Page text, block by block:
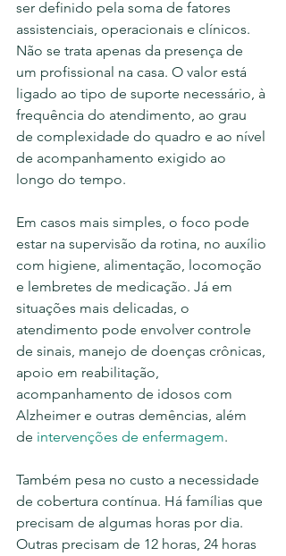
ser definido pela soma de fatores
assistenciais, operacionais e clínicos.
Não se trata apenas da presença de
um profissional na casa. O valor está
ligado ao tipo de suporte necessário, à
frequência do atendimento, ao grau
de complexidade do quadro e ao nível
de acompanhamento exigido ao
longo do tempo.
Em casos mais simples, o foco pode
estar na supervisão da rotina, no auxílio
com higiene, alimentação, locomoção
e lembretes de medicação. Já em
situações mais delicadas, o
atendimento pode envolver controle
de sinais, manejo de doenças crônicas,
apoio em reabilitação,
acompanhamento de idosos com
Alzheimer e outras demências, além
de intervenções de enfermagem.
Também pesa no custo a necessidade
de cobertura contínua. Há famílias que
precisam de algumas horas por dia.
Outras precisam de 12 horas, 24 horas